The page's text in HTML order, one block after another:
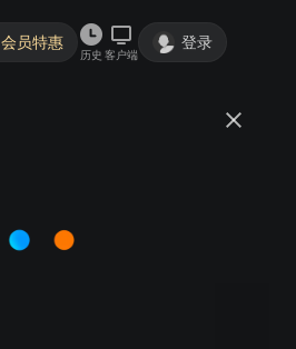
会员特惠
历史 客户端
登录